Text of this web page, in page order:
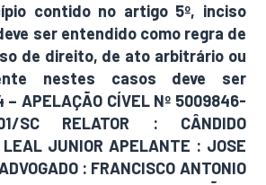
contido no artigo 5º, inciso
ser entendido como regra de
de direito, de ato arbitrário ou
nestes casos deve ser
APELAÇÃO CÍVEL Nº 5009846-
SC RELATOR : CÂNDIDO
LEAL JUNIOR APELANTE : JOSE
: FRANCISCO ANTONIO